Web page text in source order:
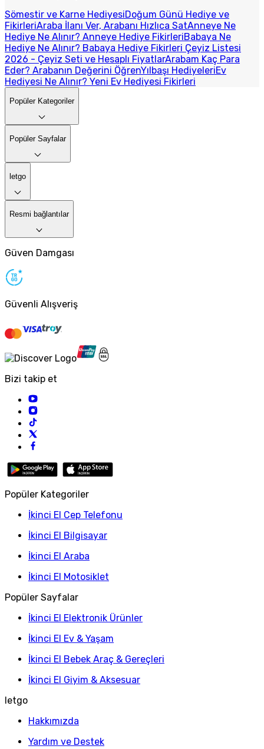
Sömestir ve Karne HediyesiDoğum Günü Hediye ve
FikirleriAraba İlanı Ver, Arabanı Hızlıca SatAnneye Ne
Hediye Ne Alınır? Anneye Hediye FikirleriBabaya Ne
Hediye Ne Alınır? Babaya Hediye Fikirleri Çeyiz Listesi
2026 - Çeyiz Seti ve Hesaplı FiyatlarArabam Kaç Para
Eder? Arabanın Değerini ÖğrenYılbaşı HediyeleriEv
Hediyesi Ne Alınır? Yeni Ev Hediyesi Fikirleri
Popüler Kategoriler
Popüler Sayfalar
letgo
Resmi bağlantılar
Güven Damgası
Güvenli Alışveriş
Bizi takip et
Popüler Kategoriler
İkinci El Cep Telefonu
İkinci El Bilgisayar
İkinci El Araba
İkinci El Motosiklet
Popüler Sayfalar
İkinci El Elektronik Ürünler
İkinci El Ev & Yaşam
İkinci El Bebek Araç & Gereçleri
İkinci El Giyim & Aksesuar
letgo
Hakkımızda
Yardım ve Destek